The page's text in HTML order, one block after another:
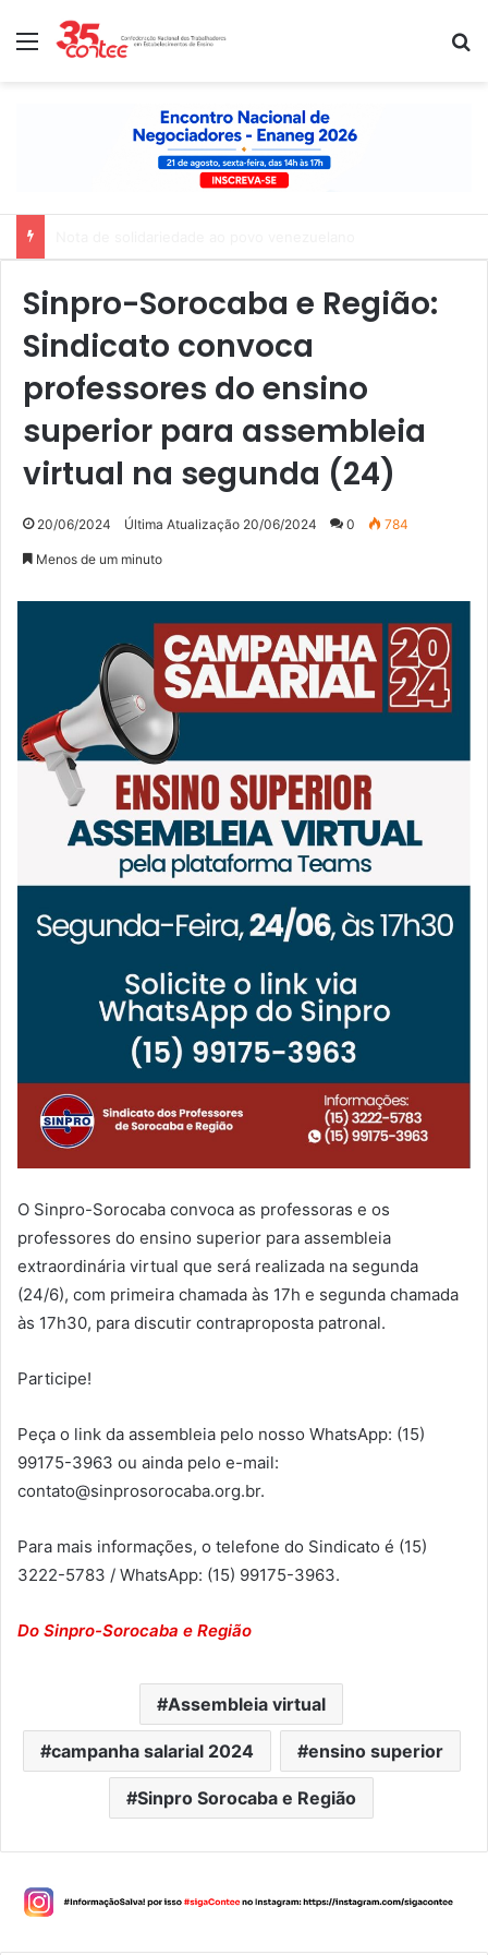
Menu
Sinpro-Sorocaba e Região:
Sindicato convoca
professores do ensino
superior para assembleia
virtual na segunda (24)
20/06/2024 Última Atualização 20/06/2024 0 784
Menos de um minuto
O Sinpro-Sorocaba convoca as professoras e os
professores do ensino superior para assembleia
extraordinária virtual que será realizada na segunda
(24/6), com primeira chamada às 17h e segunda chamada
às 17h30, para discutir contraproposta patronal.
Participe!
Peça o link da assembleia pelo nosso WhatsApp: (15)
99175-3963 ou ainda pelo e-mail:
contato@sinprosorocaba.org.br.
Para mais informações, o telefone do Sindicato é (15)
3222-5783 / WhatsApp: (15) 99175-3963.
Do Sinpro-Sorocaba e Região
Assembleia virtual
campanha salarial 2024 ensino superior
Sinpro Sorocaba e Região